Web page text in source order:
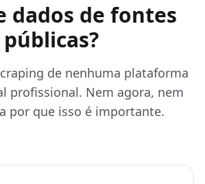
dados de fontes
públicas?
de nenhuma plataforma
profissional. Nem agora, nem
por que isso é importante.